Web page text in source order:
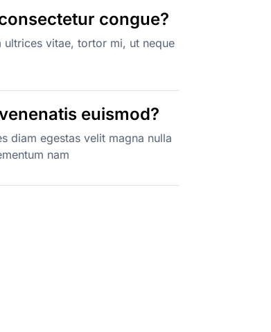
congue?
vitae, tortor mi, ut neque
euismod?
diam egestas velit magna nulla
nam